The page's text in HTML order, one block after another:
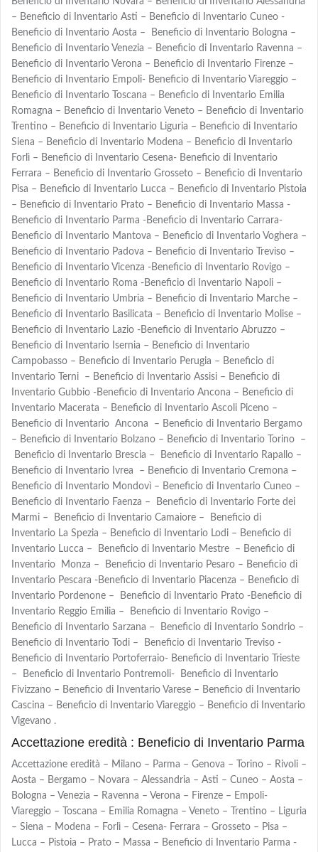
– Beneficio di Inventario Asti – Beneficio di Inventario Cuneo -
Beneficio di Inventario Aosta – Beneficio di Inventario Bologna –
Beneficio di Inventario Venezia – Beneficio di Inventario Ravenna –
Beneficio di Inventario Verona – Beneficio di Inventario Firenze –
Beneficio di Inventario Empoli- Beneficio di Inventario Viareggio –
Beneficio di Inventario Toscana – Beneficio di Inventario Emilia
Romagna – Beneficio di Inventario Veneto – Beneficio di Inventario
Trentino – Beneficio di Inventario Liguria – Beneficio di Inventario
Siena – Beneficio di Inventario Modena – Beneficio di Inventario
Forlì – Beneficio di Inventario Cesena- Beneficio di Inventario
Ferrara – Beneficio di Inventario Grosseto – Beneficio di Inventario
Pisa – Beneficio di Inventario Lucca – Beneficio di Inventario Pistoia
– Beneficio di Inventario Prato – Beneficio di Inventario Massa -
Beneficio di Inventario Parma -Beneficio di Inventario Carrara-
Beneficio di Inventario Mantova – Beneficio di Inventario Voghera –
Beneficio di Inventario Padova – Beneficio di Inventario Treviso –
Beneficio di Inventario Vicenza -Beneficio di Inventario Rovigo –
Beneficio di Inventario Roma -Beneficio di Inventario Napoli –
Beneficio di Inventario Umbria – Beneficio di Inventario Marche –
Beneficio di Inventario Basilicata – Beneficio di Inventario Molise –
Beneficio di Inventario Lazio -Beneficio di Inventario Abruzzo –
Beneficio di Inventario Isernia – Beneficio di Inventario
Campobasso – Beneficio di Inventario Perugia – Beneficio di
Inventario Terni – Beneficio di Inventario Assisi – Beneficio di
Inventario Gubbio -Beneficio di Inventario Ancona – Beneficio di
Inventario Macerata – Beneficio di Inventario Ascoli Piceno –
Beneficio di Inventario Ancona – Beneficio di Inventario Bergamo
– Beneficio di Inventario Bolzano – Beneficio di Inventario Torino –
Beneficio di Inventario Brescia – Beneficio di Inventario Rapallo –
Beneficio di Inventario Ivrea – Beneficio di Inventario Cremona –
Beneficio di Inventario Mondovì – Beneficio di Inventario Cuneo –
Beneficio di Inventario Faenza – Beneficio di Inventario Forte dei
Marmi – Beneficio di Inventario Camaiore – Beneficio di
Inventario La Spezia – Beneficio di Inventario Lodi – Beneficio di
Inventario Lucca – Beneficio di Inventario Mestre – Beneficio di
Inventario Monza – Beneficio di Inventario Pesaro – Beneficio di
Inventario Pescara -Beneficio di Inventario Piacenza – Beneficio di
Inventario Pordenone – Beneficio di Inventario Prato -Beneficio di
Inventario Reggio Emilia – Beneficio di Inventario Rovigo –
Beneficio di Inventario Sarzana – Beneficio di Inventario Sondrio –
Beneficio di Inventario Todi – Beneficio di Inventario Treviso -
Beneficio di Inventario Portoferraio- Beneficio di Inventario Trieste
– Beneficio di Inventario Pontremoli- Beneficio di Inventario
Fivizzano – Beneficio di Inventario Varese – Beneficio di Inventario
Cascina – Beneficio di Inventario Viareggio – Beneficio di Inventario
Vigevano .
Accettazione eredità : Beneficio di Inventario Parma
Accettazione eredità – Milano – Parma – Genova – Torino – Rivoli –
Aosta – Bergamo – Novara – Alessandria – Asti – Cuneo – Aosta –
Bologna – Venezia – Ravenna – Verona – Firenze – Empoli-
Viareggio – Toscana – Emilia Romagna – Veneto – Trentino – Liguria
– Siena – Modena – Forlì – Cesena- Ferrara – Grosseto – Pisa –
Lucca – Pistoia – Prato – Massa – Beneficio di Inventario Parma -